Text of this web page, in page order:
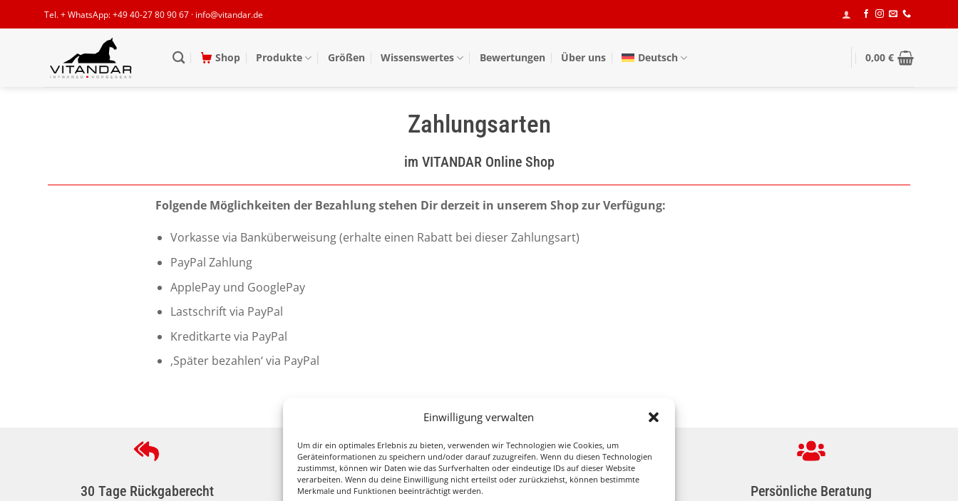
Einwilligung verwalten
Um dir ein optimales Erlebnis zu bieten, verwenden wir Technologien wie Cookies, um
Geräteinformationen zu speichern und/oder darauf zuzugreifen. Wenn du diesen Technologien
zustimmst, können wir Daten wie das Surfverhalten oder eindeutige IDs auf dieser Website
verarbeiten. Wenn du deine Einwilligung nicht erteilst oder zurückziehst, können bestimmte
Merkmale und Funktionen beeinträchtigt werden.
Inhalt
Tel. + WhatsApp: +49 40-27 80 90 67 · info@vitandar.de
Shop Produkte Größen Wissenswertes Bewertungen Über uns Deutsch 0,00 €
Zahlungsarten
im VITANDAR Online Shop
Folgende Möglichkeiten der Bezahlung stehen Dir derzeit in unserem Shop zur Verfügung:
Vorkasse via Banküberweisung (erhalte einen Rabatt bei dieser Zahlungsart)
PayPal Zahlung
ApplePay und GooglePay
Lastschrift via PayPal
Kreditkarte via PayPal
‚Später bezahlen‘ via PayPal
30 Tage Rückgaberecht Sichere Zahlung & Versand Persönliche Beratung